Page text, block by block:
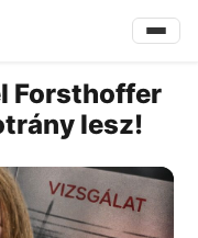
Forsthoffer
lesz!